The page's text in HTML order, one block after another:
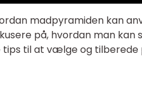
madpyramiden kan
på, hvordan man
tips til at vælge og tilberede